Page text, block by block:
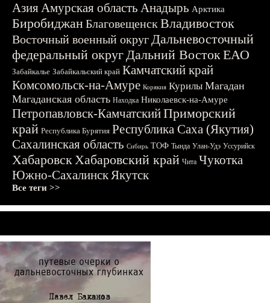
АзияАмурская область Анадырь Арктика
БиробиджанБлаговещенскВладивосток
Восточный военный округДальневосточный
федеральный округДальний ВостокЕАО
Забайкалье Забайкальский край Камчатский край
Комсомольск-на-Амуре Корякия Курилы Магадан
Магаданская область Находка Николаевск-на-Амуре
Петропавловск-КамчатскийПриморский
край Республика Бурятия Республика Саха (Якутия)
Сахалинская область Сибирь ТОФ Тында Улан-Удэ Уссурийск
ХабаровскХабаровский край Чита Чукотка
Южно-СахалинскЯкутск
Все теги >>